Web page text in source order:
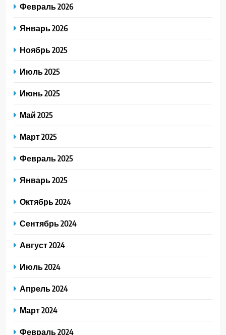
Февраль 2026
Январь 2026
Ноябрь 2025
Июль 2025
Июнь 2025
Май 2025
Март 2025
Февраль 2025
Январь 2025
Октябрь 2024
Сентябрь 2024
Август 2024
Июль 2024
Апрель 2024
Март 2024
Февраль 2024